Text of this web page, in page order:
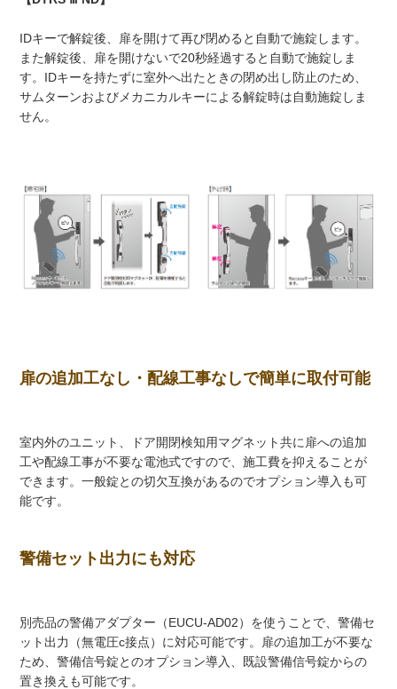
IDキーで解錠後、扉を開けて再び閉めると自動で施錠します。
また解錠後、扉を開けないで20秒経過すると自動で施錠しま
す。IDキーを持たずに室外へ出たときの閉め出し防止のため、
サムターンおよびメカニカルキーによる解錠時は自動施錠しま
せん。
扉の追加工なし・配線工事なしで簡単に取付可能
室内外のユニット、ドア開閉検知用マグネット共に扉への追加
工や配線工事が不要な電池式ですので、施工費を抑えることが
できます。一般錠との切欠互換があるのでオプション導入も可
能です。
警備セット出力にも対応
別売品の警備アダプター（EUCU-AD02）を使うことで、警備セ
ット出力（無電圧c接点）に対応可能です。扉の追加工が不要な
ため、警備信号錠とのオプション導入、既設警備信号錠からの
置き換えも可能です。